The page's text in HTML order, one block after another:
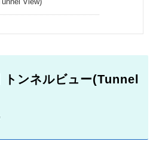
トンネルビュー(Tunnel